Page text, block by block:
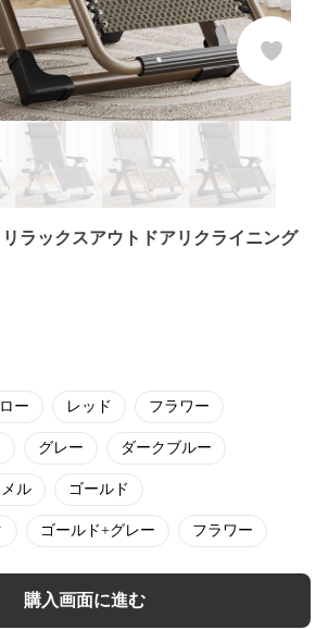
ラックスアウトドアリクライニング
ー レッド フラワー
グレー ダークブルー
ル ゴールド
ゴールド+グレー フラワー
購入画面に進む